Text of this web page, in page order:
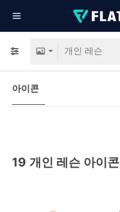
아이콘
19 개인 레슨 아이콘